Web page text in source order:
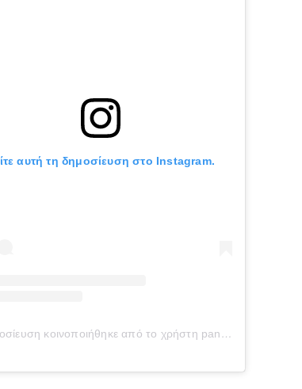
αυτή τη δημοσίευση στο Instagram.
Η δημοσίευση κοινοποιήθηκε από το χρήστη panionianea.gr (@panionianea.gr)